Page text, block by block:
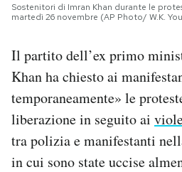
CALENDARIO
AREA PERSONALE
Area Personale
Sostenitori di Imran Khan durante le
martedì 26 novembre (AP Photo/ W.K.
Il partito dell’ex primo
Khan ha chiesto ai
temporaneamente» le
liberazione in seguito ai
tra polizia e manifestanti
in cui sono state uccise